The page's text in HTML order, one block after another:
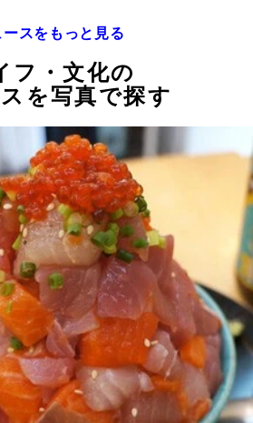
スをもっと見る
フ・文化の
を写真で探す